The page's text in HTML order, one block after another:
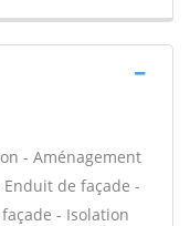
- Aménagement
de façade -
- Isolation